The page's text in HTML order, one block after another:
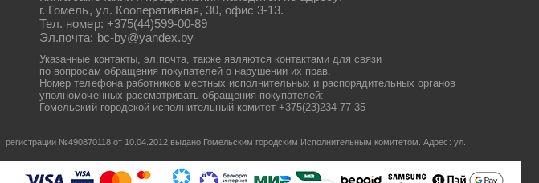
г. Гомель, ул. Кооперативная, 30, офис 3-13.
Тел. номер: +375(44)599-00-89
Эл.почта: bc-by@yandex.by
Указанные контакты, эл.почта, также являются контактами для связи
по вопросам обращения покупателей о нарушении их прав.
Номер телефона работников местных исполнительных и распорядительных органов
уполномоченных рассматривать обращения покупателей:
Гомельский городской исполнительный комитет +375(23)234-77-35
регистрации №490870118 от 10.04.2012 выдано Гомельским городским Исполнительным комитетом.Адрес: ул.